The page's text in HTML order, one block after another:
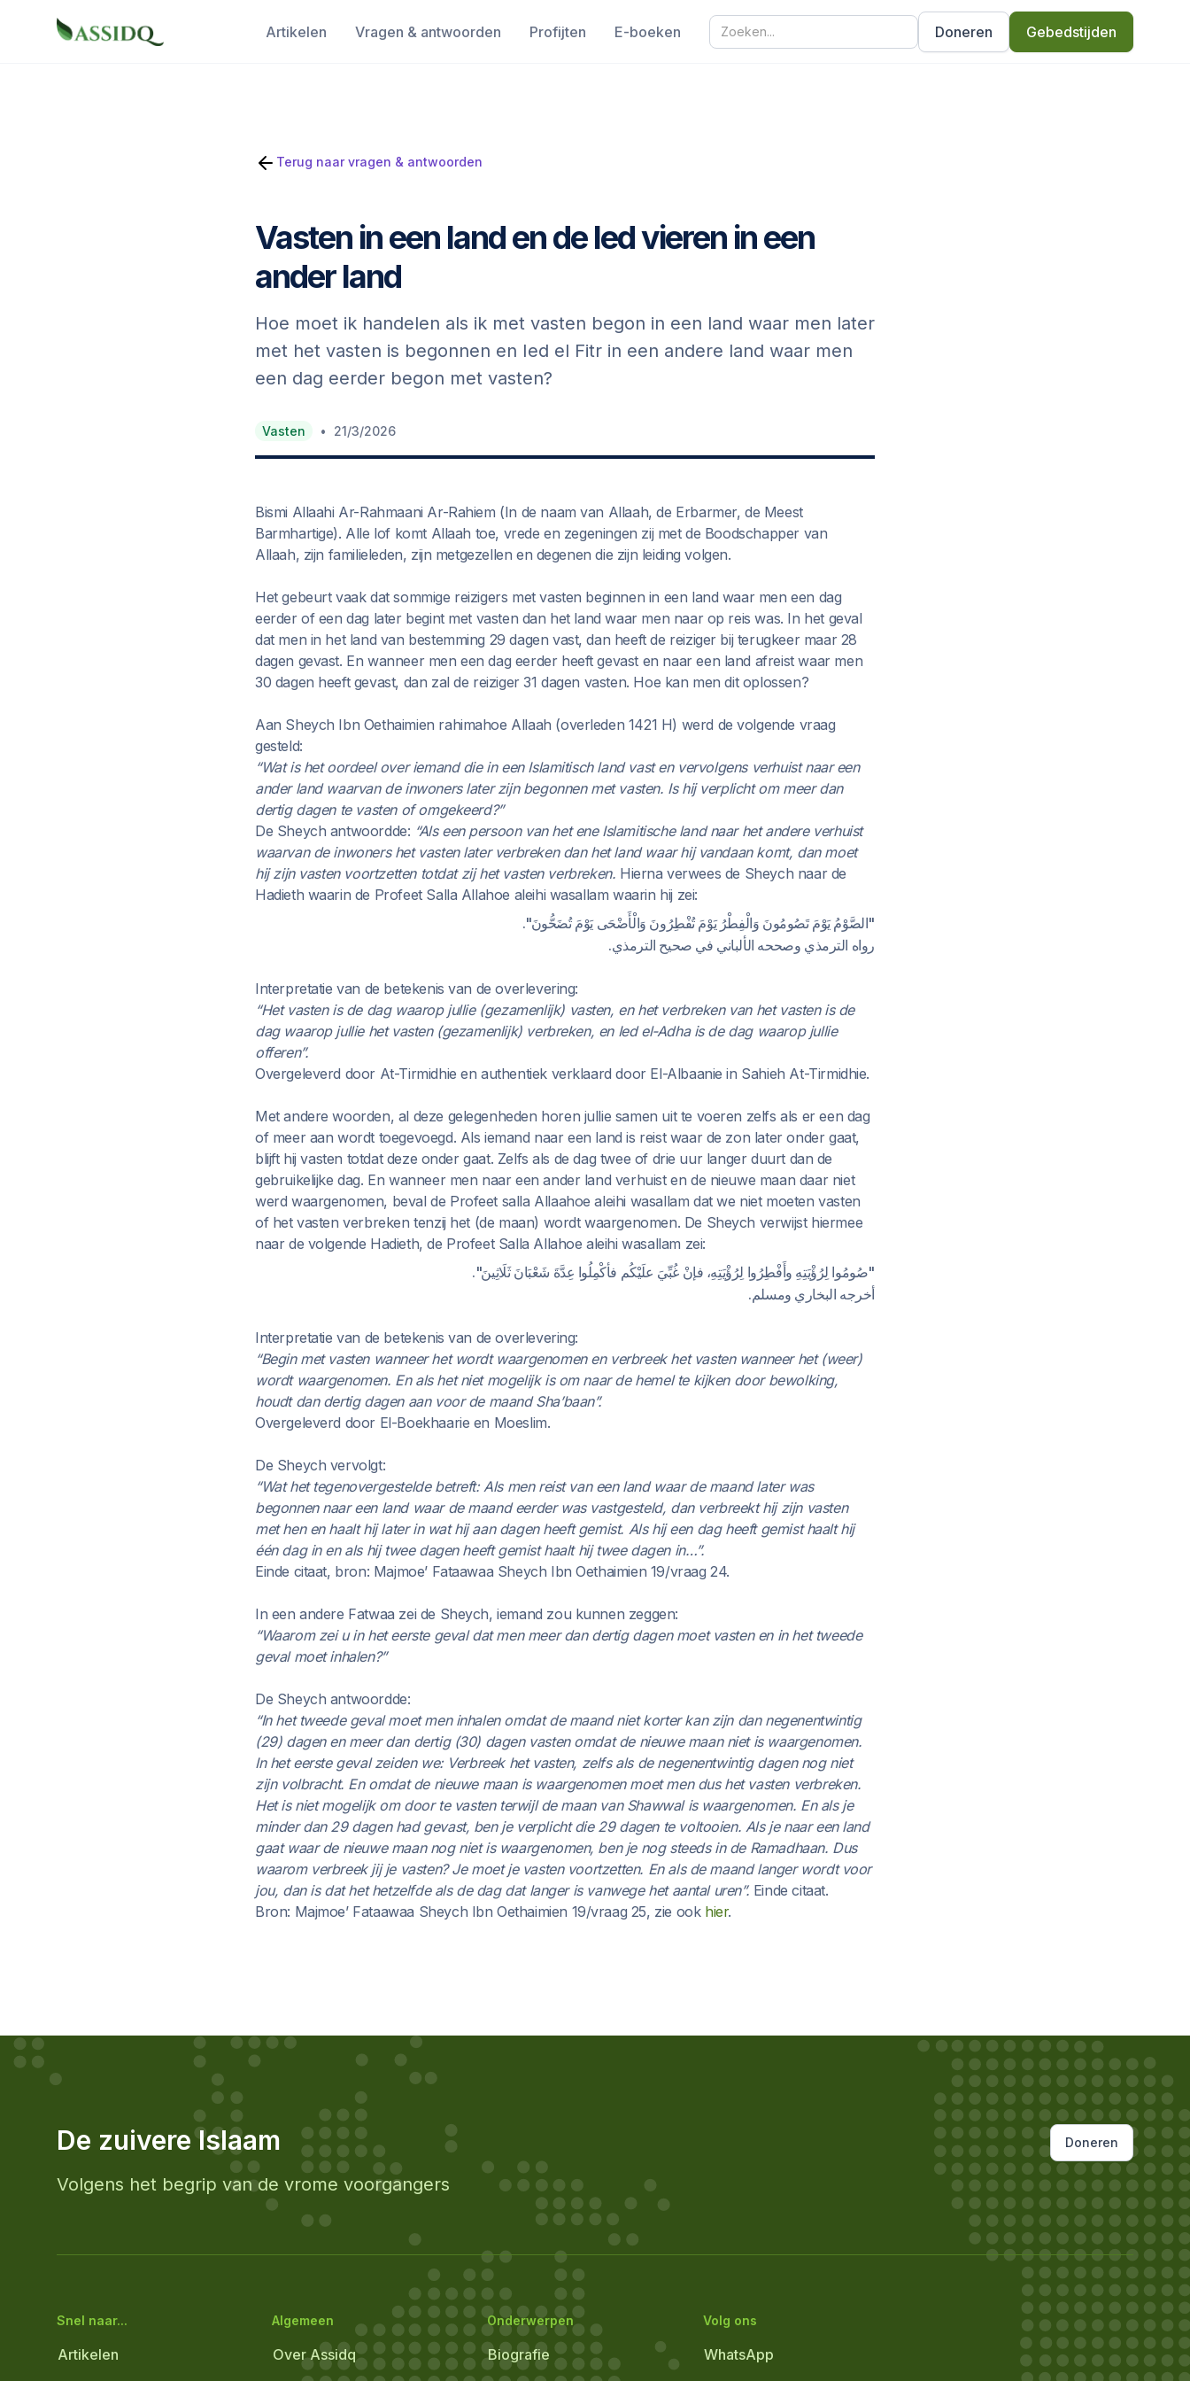
Artikelen Vragen & antwoorden Profijten E-boeken Doneren Gebedstijden
Terug naar vragen & antwoorden
Vasten in een land en de Ied vieren in een
ander land
Hoe moet ik handelen als ik met vasten begon in een land waar men later
met het vasten is begonnen en Ied el Fitr in een andere land waar men
een dag eerder begon met vasten?
Vasten • 21/3/2026
Bismi Allaahi Ar-Rahmaani Ar-Rahiem (In de naam van Allaah, de Erbarmer, de Meest
Barmhartige). Alle lof komt Allaah toe, vrede en zegeningen zij met de Boodschapper van
Allaah, zijn familieleden, zijn metgezellen en degenen die zijn leiding volgen.
Het gebeurt vaak dat sommige reizigers met vasten beginnen in een land waar men een dag
eerder of een dag later begint met vasten dan het land waar men naar op reis was. In het geval
dat men in het land van bestemming 29 dagen vast, dan heeft de reiziger bij terugkeer maar 28
dagen gevast. En wanneer men een dag eerder heeft gevast en naar een land afreist waar men
30 dagen heeft gevast, dan zal de reiziger 31 dagen vasten. Hoe kan men dit oplossen?
Aan Sheych Ibn Oethaimien rahimahoe Allaah (overleden 1421 H) werd de volgende vraag
gesteld:
“Wat is het oordeel over iemand die in een Islamitisch land vast en vervolgens verhuist naar een
ander land waarvan de inwoners later zijn begonnen met vasten. Is hij verplicht om meer dan
dertig dagen te vasten of omgekeerd?”
De Sheych antwoordde: “Als een persoon van het ene Islamitische land naar het andere verhuist
waarvan de inwoners het vasten later verbreken dan het land waar hij vandaan komt, dan moet
hij zijn vasten voortzetten totdat zij het vasten verbreken. Hierna verwees de Sheych naar de
Hadieth waarin de Profeet Salla Allahoe aleihi wasallam waarin hij zei:
"الصَّوْمُ يَوْمَ تَصُومُونَ وَالْفِطْرُ يَوْمَ تُفْطِرُونَ وَالْأَضْحَى يَوْمَ تُضَحُّونَ".
رواه الترمذي وصححه الألباني في صحيح الترمذي.
Interpretatie van de betekenis van de overlevering:
“Het vasten is de dag waarop jullie (gezamenlijk) vasten, en het verbreken van het vasten is de
dag waarop jullie het vasten (gezamenlijk) verbreken, en Ied el-Adha is de dag waarop jullie
offeren”.
Overgeleverd door At-Tirmidhie en authentiek verklaard door El-Albaanie in Sahieh At-Tirmidhie.
Met andere woorden, al deze gelegenheden horen jullie samen uit te voeren zelfs als er een dag
of meer aan wordt toegevoegd. Als iemand naar een land is reist waar de zon later onder gaat,
blijft hij vasten totdat deze onder gaat. Zelfs als de dag twee of drie uur langer duurt dan de
gebruikelijke dag. En wanneer men naar een ander land verhuist en de nieuwe maan daar niet
werd waargenomen, beval de Profeet salla Allaahoe aleihi wasallam dat we niet moeten vasten
of het vasten verbreken tenzij het (de maan) wordt waargenomen. De Sheych verwijst hiermee
naar de volgende Hadieth, de Profeet Salla Allahoe aleihi wasallam zei:
"صُومُوا لِرُؤْيَتِهِ وأَفْطِرُوا لِرُؤْيَتِهِ، فإنْ غُبِّيَ علَيْكُم فأكْمِلُوا عِدَّةَ شَعْبَانَ ثَلَاثِينَ".
أخرجه البخاري ومسلم.
Interpretatie van de betekenis van de overlevering:
“Begin met vasten wanneer het wordt waargenomen en verbreek het vasten wanneer het (weer)
wordt waargenomen. En als het niet mogelijk is om naar de hemel te kijken door bewolking,
houdt dan dertig dagen aan voor de maand Sha’baan”.
Overgeleverd door El-Boekhaarie en Moeslim.
De Sheych vervolgt:
“Wat het tegenovergestelde betreft: Als men reist van een land waar de maand later was
begonnen naar een land waar de maand eerder was vastgesteld, dan verbreekt hij zijn vasten
met hen en haalt hij later in wat hij aan dagen heeft gemist. Als hij een dag heeft gemist haalt hij
één dag in en als hij twee dagen heeft gemist haalt hij twee dagen in…”.
Einde citaat, bron: Majmoe’ Fataawaa Sheych Ibn Oethaimien 19/vraag 24.
In een andere Fatwaa zei de Sheych, iemand zou kunnen zeggen:
“Waarom zei u in het eerste geval dat men meer dan dertig dagen moet vasten en in het tweede
geval moet inhalen?”
De Sheych antwoordde:
“In het tweede geval moet men inhalen omdat de maand niet korter kan zijn dan negenentwintig
(29) dagen en meer dan dertig (30) dagen vasten omdat de nieuwe maan niet is waargenomen.
In het eerste geval zeiden we: Verbreek het vasten, zelfs als de negenentwintig dagen nog niet
zijn volbracht. En omdat de nieuwe maan is waargenomen moet men dus het vasten verbreken.
Het is niet mogelijk om door te vasten terwijl de maan van Shawwal is waargenomen. En als je
minder dan 29 dagen had gevast, ben je verplicht die 29 dagen te voltooien. Als je naar een land
gaat waar de nieuwe maan nog niet is waargenomen, ben je nog steeds in de Ramadhaan. Dus
waarom verbreek jij je vasten? Je moet je vasten voortzetten. En als de maand langer wordt voor
jou, dan is dat het hetzelfde als de dag dat langer is vanwege het aantal uren”. Einde citaat.
Bron: Majmoe’ Fataawaa Sheych Ibn Oethaimien 19/vraag 25, zie ook hier.
De zuivere Islaam
Volgens het begrip van de vrome voorgangers
Doneren
Snel naar...
Artikelen
Algemeen
Over Assidq
Onderwerpen
Biografie
Volg ons
WhatsApp